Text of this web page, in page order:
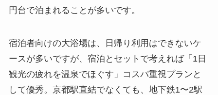
円台で泊まれることが多いです。
宿泊者向けの大浴場は、日帰り利用はできないケ
ースが多いですが、宿泊とセットで考えれば「1日
観光の疲れを温泉でほぐす」コスパ重視プランと
して優秀。京都駅直結でなくても、地下鉄1〜2駅